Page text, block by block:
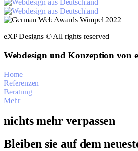
eXP Designs © All rights reserved
Webdesign und Konzeption von
Home
Referenzen
Beratung
Mehr
nichts mehr verpassen
Bleiben sie auf dem